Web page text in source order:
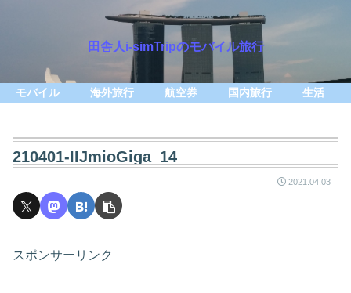
田舎人i-simTripのモバイル旅行
モバイル 海外旅行 航空券 国内旅行 生活
210401-IIJmioGiga_14
2021.04.03
スポンサーリンク